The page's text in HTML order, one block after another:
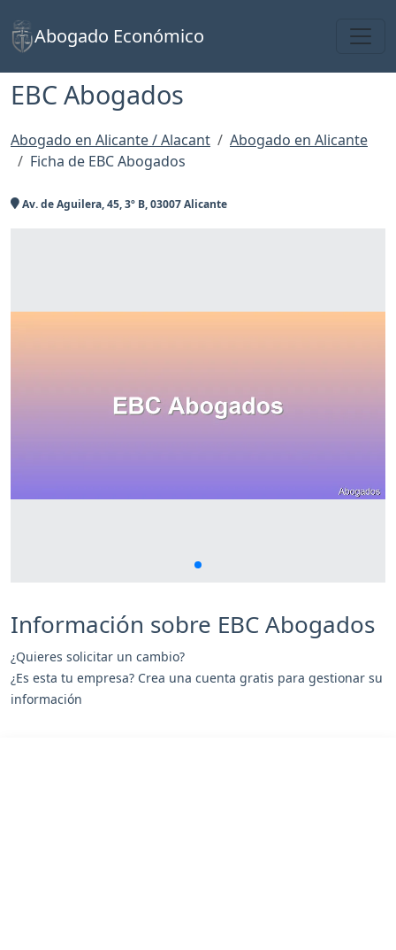
Abogado Económico
EBC Abogados
Abogado en Alicante / Alacant
Abogado en Alicante
Ficha de EBC Abogados
Av. de Aguilera, 45, 3º B, 03007 Alicante
Información sobre EBC Abogados
¿Quieres solicitar un cambio?
¿Es esta tu empresa? Crea una cuenta gratis para gestionar su
información